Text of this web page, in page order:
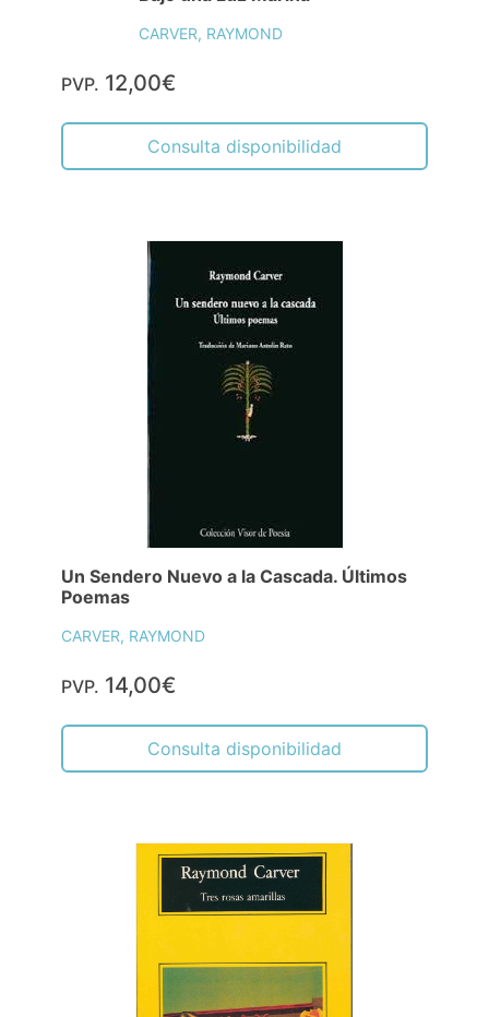
CARVER, RAYMOND
PVP. 12,00€
Consulta disponibilidad
Un Sendero Nuevo a la Cascada. Últimos
Poemas
CARVER, RAYMOND
PVP. 14,00€
Consulta disponibilidad